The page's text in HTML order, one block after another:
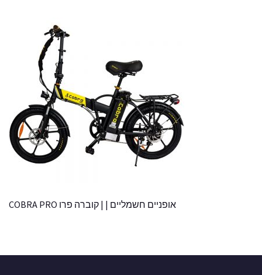
אופניים חשמליים | | קוברה פרו COBRA PRO